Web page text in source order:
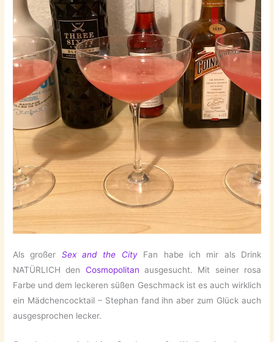
Als großer Sex and the CityFan habe ich mir als Drink
NATÜRLICH den Cosmopolitan ausgesucht. Mit seiner rosa
Farbe und dem leckeren süßen Geschmack ist es auch wirklich
ein Mädchencocktail – Stephan fand ihn aber zum Glück auch
ausgesprochen lecker.